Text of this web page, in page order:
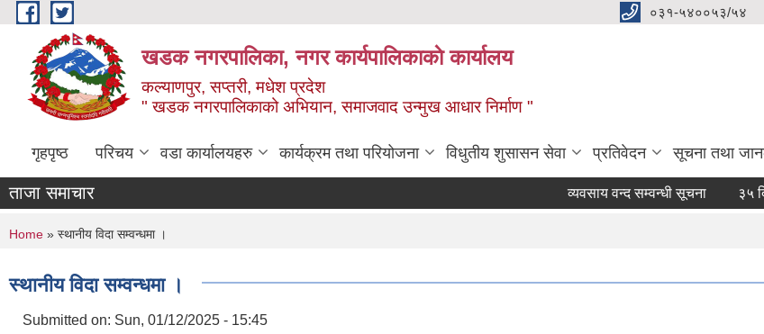
Skip to main content ०३१-५४००५३/५४
खडक नगरपालिका, नगर कार्यपालिकाकाे कार्यालय
कल्याणपुर, सप्तरी, मधेश प्रदेश
" खडक नगरपालिकाको अभियान, समाजवाद उन्मुख आधार निर्माण "
गृहपृष्ठ परिचय वडा कार्यालयहरु कार्यक्रम तथा परियोजना विधुतीय शुसासन सेवा प्रतिवेदन सूचना तथा
ताजा समाचार व्यवसाय वन्द सम्वन्धी सूचना ३५ दिने
You are here
Home » स्थानीय विदा सम्वन्धमा ।
स्थानीय विदा सम्वन्धमा ।
Submitted on: Sun, 01/12/2025 - 15:45